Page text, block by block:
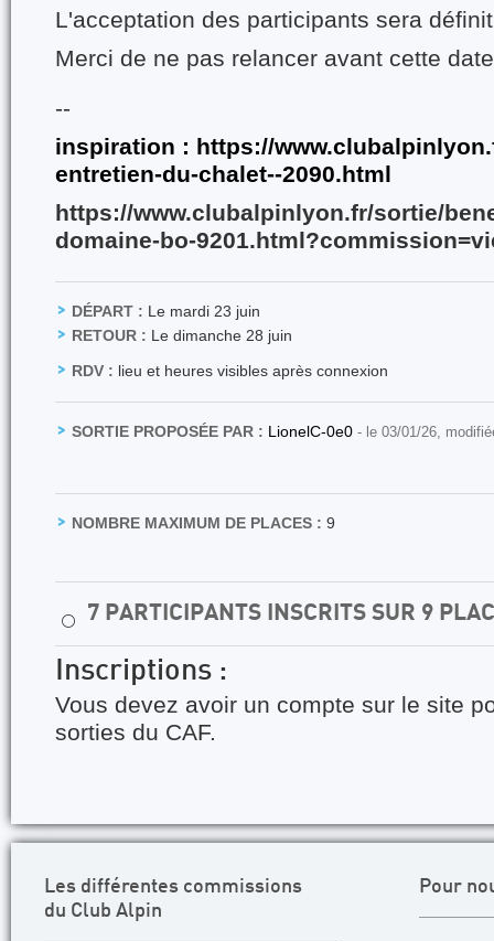
L'acceptation des participants sera
Merci de ne pas relancer avant cette
--
inspiration : https://
entretien-du-chalet--2090.html
https://www.clubalpinlyon.fr/sortie/
domaine-bo-
DÉPART : Le mardi 23 juin
RETOUR : Le dimanche 28 juin
RDV : lieu et heures visibles après connexion
SORTIE PROPOSÉE PAR : LionelC-0e0 - le 03/01/26,
NOMBRE MAXIMUM DE PLACES : 9
⚪ 7 PARTICIPANTS INSCRITS SUR 9
Inscriptions :
Vous devez avoir un compte sur le site
sorties du CAF.
Les différentes commissions
du Club Alpin
Pour